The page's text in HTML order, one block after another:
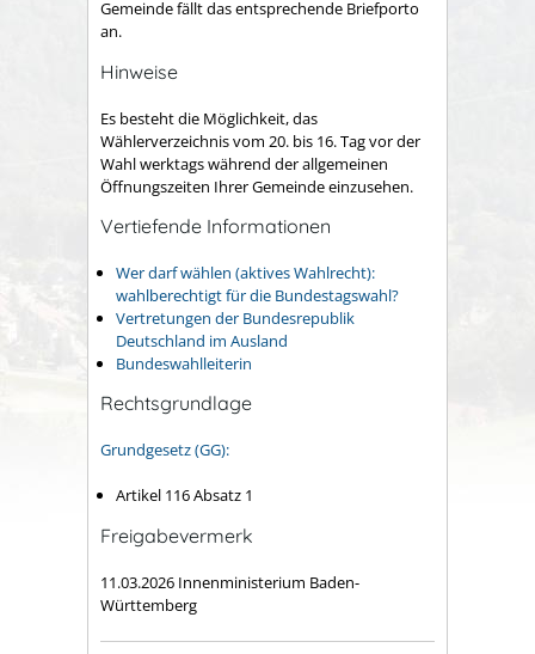
Gemeinde fällt das entsprechende Briefporto
an.
Hinweise
Es besteht die Möglichkeit, das
Wählerverzeichnis vom 20. bis 16. Tag vor der
Wahl werktags während der allgemeinen
Öffnungszeiten Ihrer Gemeinde einzusehen.
Vertiefende Informationen
Wer darf wählen (aktives Wahlrecht):
wahlberechtigt für die Bundestagswahl?
Vertretungen der Bundesrepublik
Deutschland im Ausland
Bundeswahlleiterin
Rechtsgrundlage
Grundgesetz (GG):
Artikel 116 Absatz 1
Freigabevermerk
11.03.2026 Innenministerium Baden-
Württemberg